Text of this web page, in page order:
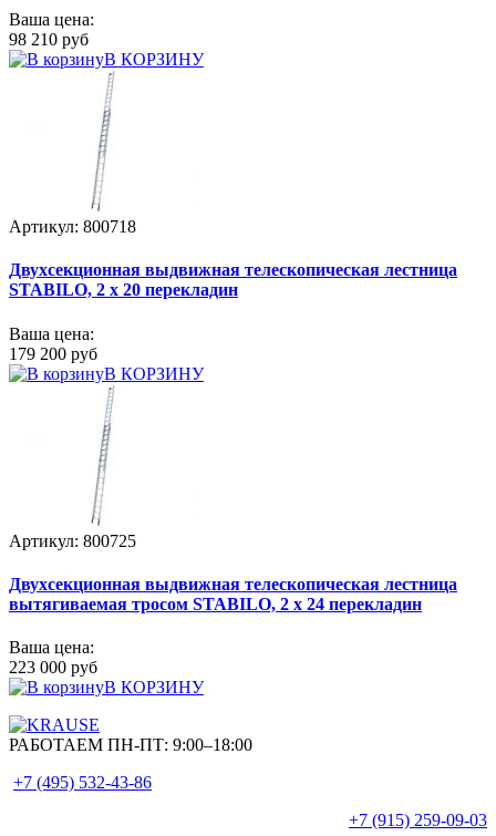
Ваша цена:
98 210 руб
В КОРЗИНУ
Артикул: 800718
Двухсекционная выдвижная телескопическая лестница
STABILO, 2 х 20 перекладин
Ваша цена:
179 200 руб
В КОРЗИНУ
Артикул: 800725
Двухсекционная выдвижная телескопическая лестница
вытягиваемая тросом STABILO, 2 х 24 перекладин
Ваша цена:
223 000 руб
В КОРЗИНУ
РАБОТАЕМ ПН-ПТ: 9:00–18:00
+7 (495) 532-43-86
+7 (915) 259-09-03